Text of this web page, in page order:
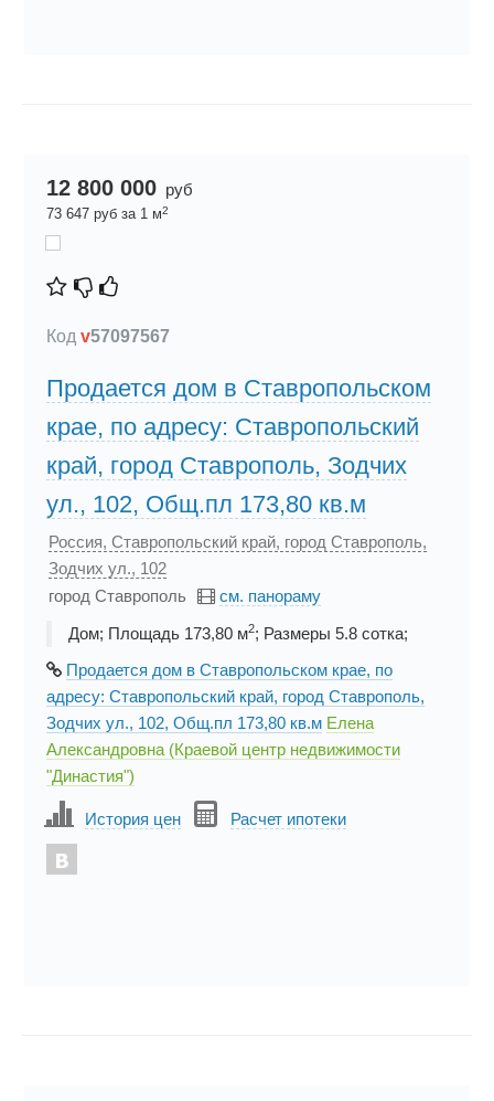
12 800 000 руб
73 647 руб за 1 м2
Код v57097567
Продается дом в Ставропольском
крае, по адресу: Ставропольский
край, город Ставрополь, Зодчих
ул., 102, Общ.пл 173,80 кв.м
Россия, Ставропольский край, город Ставрополь,
Зодчих ул., 102
город Ставрополь
см. панораму
Дом; Площадь 173,80 м2; Размеры 5.8 cотка;
Продается дом в Ставропольском крае, по
адресу: Ставропольский край, город Ставрополь,
Зодчих ул., 102, Общ.пл 173,80 кв.м Елена
Александровна (Краевой центр недвижимости
"Династия")
История цен Расчет ипотеки